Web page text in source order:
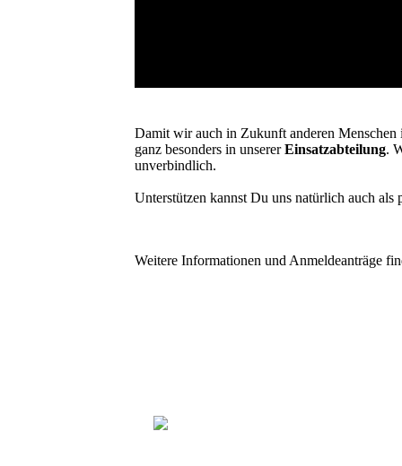
Damit wir auch in Zukunft anderen
ganz besonders in unsererEinsatzabteilung.
unverbindlich.
Unterstützen kannst Du uns natürlich auch
Weitere Informationen und Anmeldeanträge